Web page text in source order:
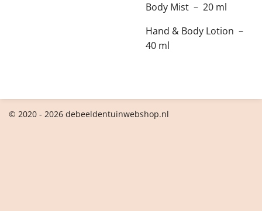
Body Mist – 20 ml
Hand & Body Lotion –
40 ml
© 2020 - 2026 debeeldentuinwebshop.nl